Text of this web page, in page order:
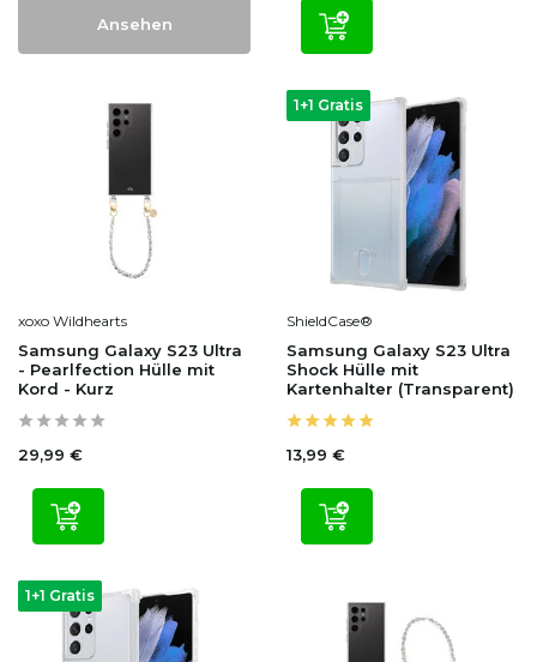
Ansehen
xoxo Wildhearts
Samsung Galaxy S23 Ultra
- Pearlfection Hülle mit
Kord - Kurz
29,99 €
1+1 Gratis
ShieldCase®
Samsung Galaxy S23 Ultra
Shock Hülle mit
Kartenhalter (Transparent)
13,99 €
1+1 Gratis